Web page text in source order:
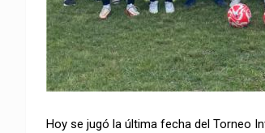
Hoy se jugó la última fecha del Torneo